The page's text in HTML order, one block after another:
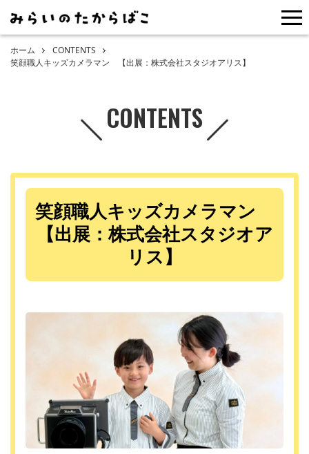
ホーム
CONTENTS
笑顔職人キッズカメラマン 【出展：株式会社スタジオアリス】
CONTENTS
笑顔職人キッズカメラマン
【出展：株式会社スタジオア
リス】